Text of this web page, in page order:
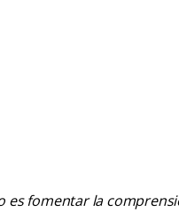
es fomentar la